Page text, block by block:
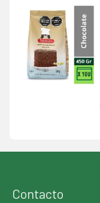
Contacto